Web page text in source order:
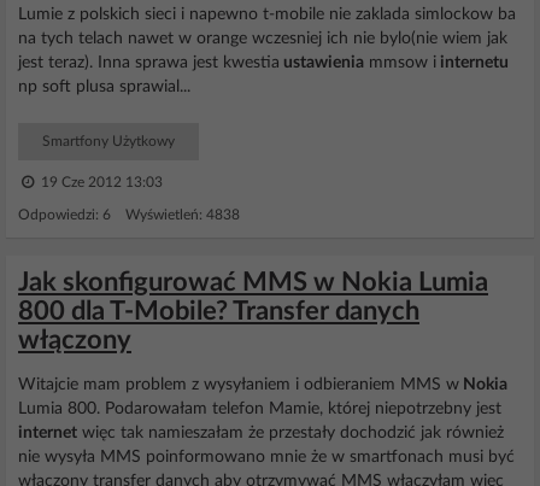
Lumie z polskich sieci i napewno t-mobile nie zaklada simlockow ba
na tych telach nawet w orange wczesniej ich nie bylo(nie wiem jak
jest teraz). Inna sprawa jest kwestia ustawienia mmsow i internetu
np soft plusa sprawial...
Smartfony Użytkowy
19 Cze 2012 13:03
Odpowiedzi: 6 Wyświetleń: 4838
Jak skonfigurować MMS w Nokia Lumia
800 dla T-Mobile? Transfer danych
włączony
Witajcie mam problem z wysyłaniem i odbieraniem MMS w Nokia
Lumia 800. Podarowałam telefon Mamie, której niepotrzebny jest
internet więc tak namieszałam że przestały dochodzić jak również
nie wysyła MMS poinformowano mnie że w smartfonach musi być
włączony transfer danych aby otrzymywać MMS włączyłam więc